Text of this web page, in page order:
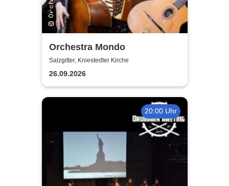
Orchestra Mondo
Salzgitter, Kniestedter Kirche
26.09.2026
20:00 Uhr